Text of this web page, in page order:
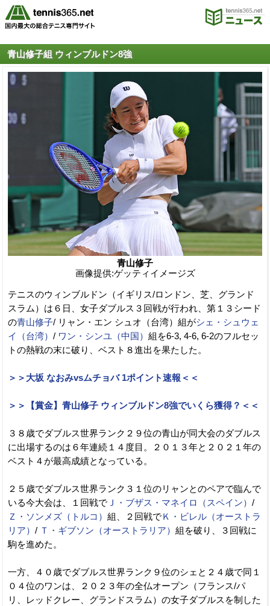
青山修子組 ウィンブルドン8強
青山修子
画像提供:ゲッティイメージズ
テニスのウィンブルドン（イギリス/ロンドン、芝、グランド
スラム）は６日、女子ダブルス３回戦が行われ、第１３シード
の青山修子/ リャン・エン シュオ（台湾）組がシェ・シュウェ
イ（台湾） / ワン・シンユ（中国） 組を6-3, 4-6, 6-2のフルセッ
トの熱戦の末に破り、ベスト８進出を果たした。
＞＞大坂 なおみvsムチョバ 1ポイント速報＜＜
＞＞【賞金】青山修子 ウィンブルドン8強でいくら獲得？＜＜
３８歳でダブルス世界ランク２９位の青山が同大会のダブルス
に出場するのは６年連続１４度目。２０１３年と２０２１年の
ベスト４が最高成績となっている。
２５歳でダブルス世界ランク３１位のリャンとのペアで臨んで
いる今大会は、１回戦で Ｊ・ブザス・マネイロ（スペイン） /
Ｚ・ソンメズ（トルコ） 組、２回戦でＫ・ビレル（オーストラ
リア） / Ｔ・ギブソン（オーストラリア） 組を破り、３回戦に
駒を進めた。
一方、４０歳でダブルス世界ランク９位のシェと２４歳で同１
０４位のワンは、２０２３年の全仏オープン（フランス/パ
リ、レッドクレー、グランドスラム）の女子ダブルスを制した